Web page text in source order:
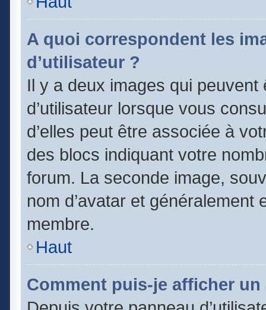
A quoi correspondent les
d’utilisateur ?
Il y a deux images qui
d’utilisateur lorsque vous
d’elles peut être associée à
des blocs indiquant votre
forum. La seconde image,
nom d’avatar et
membre.
Haut
Comment puis-je afficher un